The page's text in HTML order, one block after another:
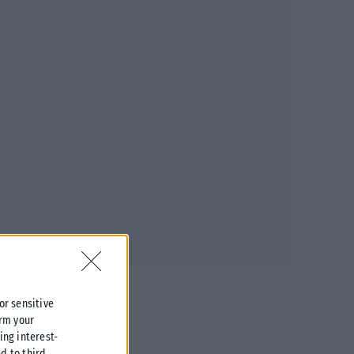
sensitive
your
interest-